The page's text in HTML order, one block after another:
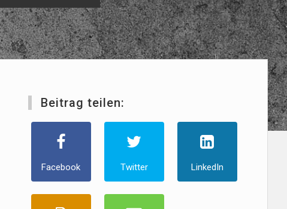
Beitrag teilen:
Facebook Twitter LinkedIn